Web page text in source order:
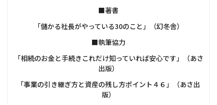
■著書
「儲かる社長がやっている30のこと」（幻冬舎）
■執筆協力
「相続のお金と手続きこれだけ知っていれば安心です」（あさ
出版）
「事業の引き継ぎ方と資産の残し方ポイント４６」（あさ出
版）